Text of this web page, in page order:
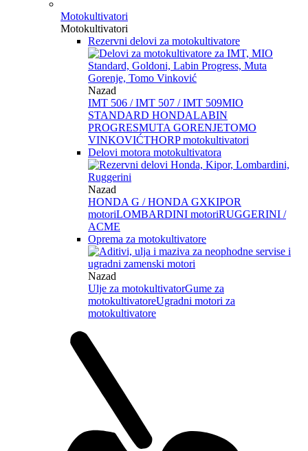
Motokultivatori
Motokultivatori
Rezervni delovi za motokultivatore
Nazad
IMT 506 / IMT 507 / IMT 509MIO
STANDARD HONDALABIN
PROGRESMUTA GORENJETOMO
VINKOVIĆTHORP motokultivatori
Delovi motora motokultivatora
Nazad
HONDA G / HONDA GXKIPOR
motoriLOMBARDINI motoriRUGGERINI /
ACME
Oprema za motokultivatore
Nazad
Ulje za motokultivatorGume za
motokultivatoreUgradni motori za
motokultivatore